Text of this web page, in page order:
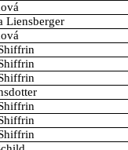
Liensberger